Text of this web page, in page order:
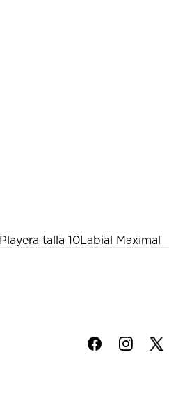
Playera talla 10Labial Maximal
f i